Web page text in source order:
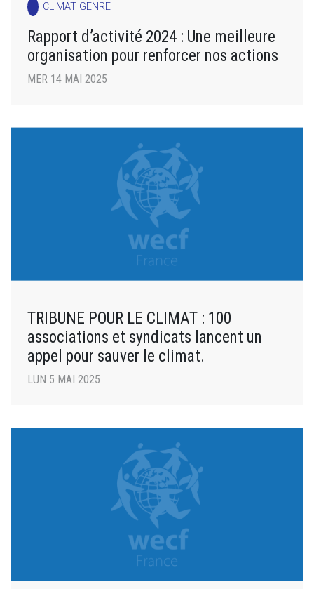
CLIMAT GENRE
Rapport d’activité 2024 : Une meilleure
organisation pour renforcer nos actions
MER 14 MAI 2025
TRIBUNE POUR LE CLIMAT : 100
associations et syndicats lancent un
appel pour sauver le climat.
LUN 5 MAI 2025